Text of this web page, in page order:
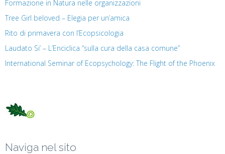
Formazione in Natura nelle organizzazioni
Tree Girl beloved – Elegia per un’amica
Rito di primavera con l’Ecopsicologia
Laudato Si’ – L’Enciclica “sulla cura della casa comune”
International Seminar of Ecopsychology: The Flight of the Phoenix
Naviga nel sito